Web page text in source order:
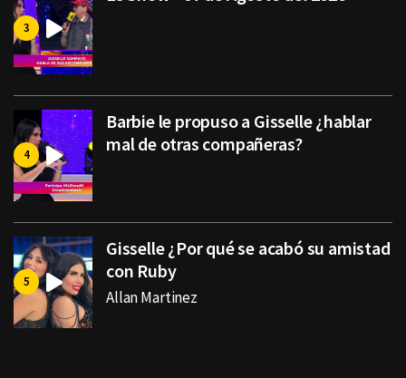
Barbie le propuso a Gisselle ¿hablar
mal de otras compañeras?
Gisselle ¿Por qué se acabó su amistad
con Ruby
Allan Martinez